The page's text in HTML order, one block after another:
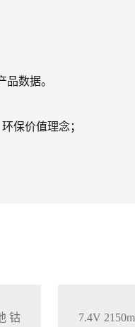
数据。
保价值理念；
钴
7.4V